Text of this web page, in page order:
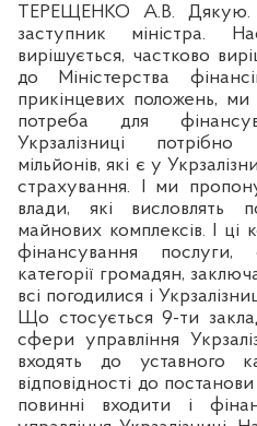
ТЕРЕЩЕНКО А.В. Дякую.
заступник міністра.
вирішується, частково
до Міністерства
прикінцевих положень,
потреба для
Укрзалізниці
мільйонів, які є у
страхування. І ми
влади, які висловлять
майнових комплексів. І ці
фінансування послуги,
категорії громадян,
всі погодилися і
Що стосується 9-ти
сфери управління
входять до уставного
відповідності до
повинні входити і